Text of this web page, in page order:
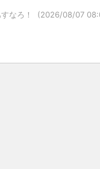
なろ！ (2026/08/07